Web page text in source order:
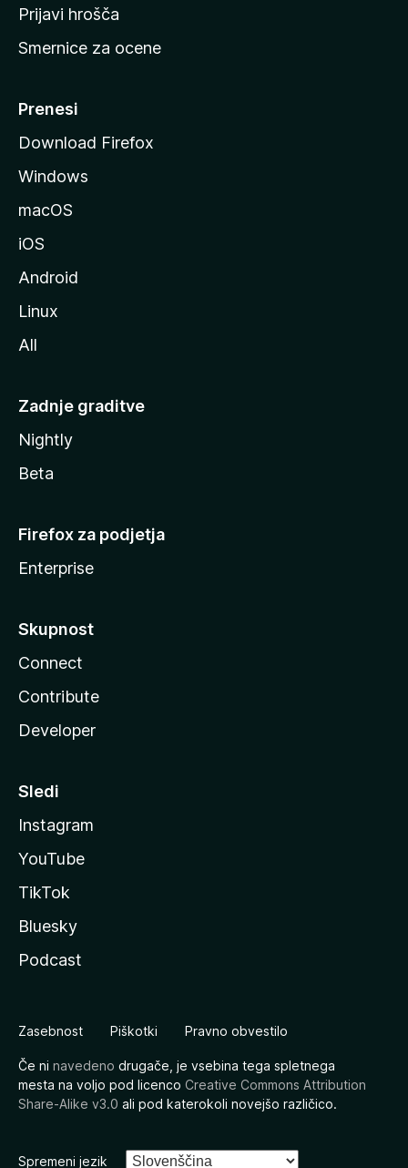
t
a
M
z
i
e
Prijavi hrošča
Smernice za ocene
Prenesi
Download Firefox
Windows
macOS
iOS
Android
Linux
All
Zadnje graditve
Nightly
Beta
Firefox za podjetja
Enterprise
Skupnost
Connect
Contribute
Developer
Sledi
Instagram
YouTube
TikTok
Bluesky
Podcast
Zasebnost Piškotki Pravno obvestilo
Če ni navedeno drugače, je vsebina tega spletnega
mesta na voljo pod licenco Creative Commons Attribution
Share-Alike v3.0 ali pod katerokoli novejšo različico.
Spremeni jezik